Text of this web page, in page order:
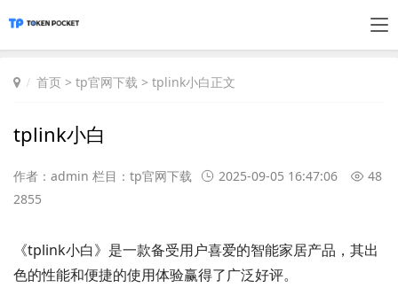
首页 > tp官网下载 > tplink小白正文
tplink小白
作者：admin 栏目： tp官网下载 2025-09-05 16:47:06
48
2855
《tplink小白》是一款备受用户喜爱的智能家居产品，其出
色的性能和便捷的使用体验赢得了广泛好评。